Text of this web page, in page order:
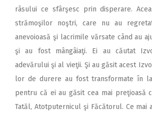
râsului ce sfârşesc prin disperare.
strămoşilor noştri, care nu au
anevoioasă şi lacrimile vărsate când au
şi au fost mângâiaţi. Ei au căutat
adevărului şi al vieţii. Şi au găsit acest
lor de durere au fost transformate în
pentru că ei au găsit cea mai preţioasă
Tatăl, Atotputernicul şi Făcătorul. Ce mai